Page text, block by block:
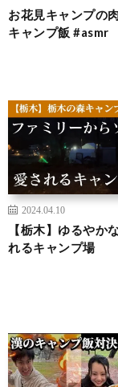
お花見キャンプの
キャンプ飯 #asmr
2024.04.10
【栃木】ゆるやか
れるキャンプ場